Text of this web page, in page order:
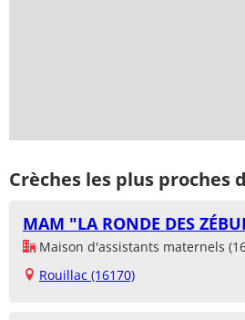
Crèches les plus proches
MAM "LA RONDE DES
Maison d'assistants maternels
Rouillac (16170)